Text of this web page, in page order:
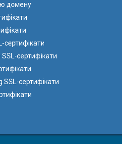
домену
сертифікати
сертифікати
SSL-сертифікати